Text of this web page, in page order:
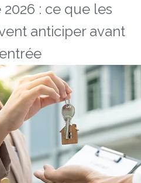
: ce que les
anticiper avant